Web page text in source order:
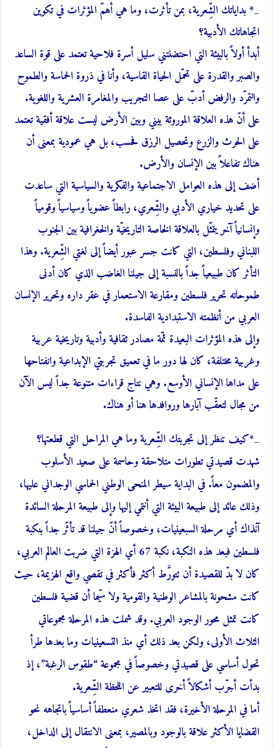
_* بداياتك الشِّعرية، بمن تأثرت، وما هي أهمّ المؤثرات في تكوين
اتجاهاتك الأدبية؟
أبدأ أولاً بالبيئة التي احتضنتني سليل أسرة فلاحية تعتمد على قوة الساعد
والصبر والقدرة على تحمّل الحياة القاسية، وأنا في ذروة الحماسة والطموح
والتمرّد والرفض أدبّ على عصا التجريب والمغامرة العشرية واللغوية.
على أنّ هذه العلاقة الموروثة بيني وبين الأرض ليست علاقة أفقية تعتمد
على الحرث والزرع وتحصيل الرزق فحسب، بل هي عمودية بمعنى أن
هناك تفاعلاً بين الإنسان والأرض.
أضف إلى هذه العوامل الاجتماعية والفكرية والسياسية التي ساعدت
على تحديد خياري الأدبي والشِّعري، رابطاً عضوياً وسياسياً وقومياً
وإنسانياً آخر يتمثّل بالعلاقة الخاصة التاريخيّة والخغرافية بين الجنوب
اللبناني وفلسطين، التي كانت جسر عبور أيضاً إلى لغتي الشِّعرية. وهذا
التأثر كان طبيعياً جداً بالنسبة إلى جيلنا الغاضب الذي كان أدنى
طموحاته تحرير فلسطين ومقارعة الاستعمار في عقر داره وتحرير الإنسان
العربي من أنظمته الاستبدادية الفاسدة.
وإلى هذه المؤثرات البعيدة ثمّة مصادر ثقافية وأدبية وتاريخية عربية
وغربية مختلفة، كان لها دور ما في تعميق تجربتي الإبداعية وانفتاحها
على مداها الإنساني الأوسع. وهي نتاج قراءات متنوعة جداً ليس الآن
من مجال لتعقّب آبارها وروافدها هنا أو هناك.
_*كيف تنظر إلى تجربتك الشِّعرية وما هي المراحل التي قطعتها؟
شهدت قصيدتي تطورات متلاحقة وحاسمة على صعيد الأسلوب
والمضمون معاً. في البداية سيطر المنحى الوطني الحماسي الوجداني عليها،
وذلك عائد إلى طبيعة البيئة التي أنتمي إليها وإلى طبيعة المرحلة السائدة
آنذاك أي مرحلة السبعينيات، وخصوصاً أنّ جيلنا قد تأثّر جداً بنكبة
فلسطين فبعد هذه النكبة، نكبة 67 أي الهزة التي ضربت العالم العربي،
كان لا بدّ للقصيدة أن تتورَّط أكثر فأكثر في تقصي واقع الهزيمة، حيث
كانت مشحونة بالمشاعر الوطنية والقومية ولا سيّما أن قضية فلسطين
كانت تمثل محور الوجود العربي. وقد شملت هذه المرحلة مجموعاتي
الثلاث الأولى، ولكن بعد ذلك أي منذ التسعينيات وما بعدها طرأ
تحول أساسي على قصيدتي وخصوصاً في مجموعة “طقوس الرغبة”، إذ
بدأت أجرّب أشكالاً أخرى للتعبير عن اللحظة الشِّعرية.
أما في المرحلة الأخيرة، فقد اتخذ شعري منعطفاً أساسياً باتجاهه نحو
القضايا الأكثر علاقة بالوجود وبالمصير، بمعنى الانتقال إلى الداخل،